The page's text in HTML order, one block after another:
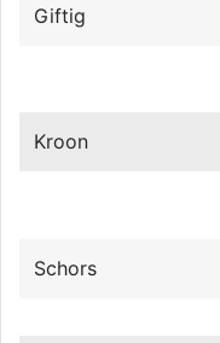
Giftig
Kroon
Schors